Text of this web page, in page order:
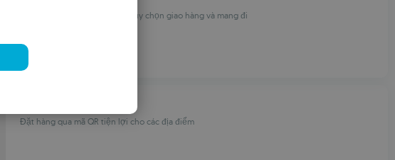
Đặt thức ăn dễ dàng với các tùy chọn giao hàng và mang đi
Đặt hàng qua mã QR tiện lợi cho các địa điểm
SPANISH